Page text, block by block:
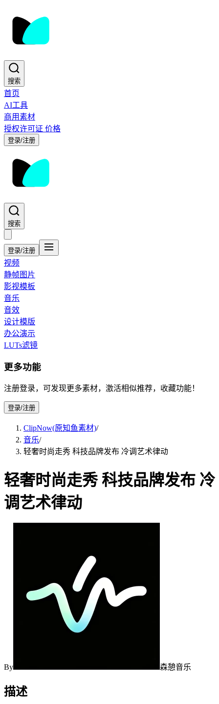
搜索
首页
AI工具
商用素材
授权许可证 价格
登录/注册
搜索
登录/注册
视频
静帧图片
影视模板
音乐
音效
设计模版
办公演示
LUTs滤镜
更多功能
注册登录，可发现更多素材，激活相似推荐，收藏功能！
登录/注册
ClipNow(原知鱼素材)/
音乐/
轻奢时尚走秀 科技品牌发布 冷调艺术律动
轻奢时尚走秀 科技品牌发布 冷
调艺术律动
By 森憩音乐
描述